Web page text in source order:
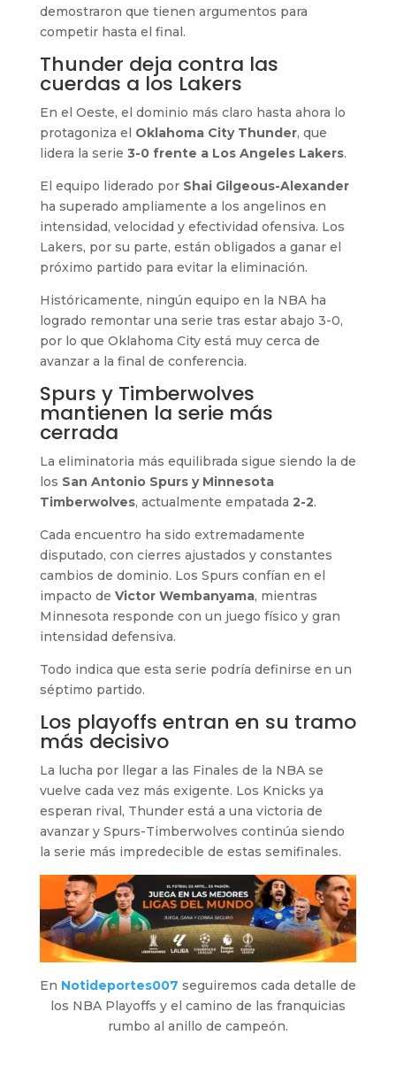
demostraron que tienen argumentos para
competir hasta el final.
Thunder deja contra las
cuerdas a los Lakers
En el Oeste, el dominio más claro hasta ahora lo
protagoniza el Oklahoma City Thunder, que
lidera la serie 3-0 frente a Los Angeles Lakers.
El equipo liderado por Shai Gilgeous-Alexander
ha superado ampliamente a los angelinos en
intensidad, velocidad y efectividad ofensiva. Los
Lakers, por su parte, están obligados a ganar el
próximo partido para evitar la eliminación.
Históricamente, ningún equipo en la NBA ha
logrado remontar una serie tras estar abajo 3-0,
por lo que Oklahoma City está muy cerca de
avanzar a la final de conferencia.
Spurs y Timberwolves
mantienen la serie más
cerrada
La eliminatoria más equilibrada sigue siendo la de
los San Antonio Spurs y Minnesota
Timberwolves, actualmente empatada 2-2.
Cada encuentro ha sido extremadamente
disputado, con cierres ajustados y constantes
cambios de dominio. Los Spurs confían en el
impacto de Victor Wembanyama, mientras
Minnesota responde con un juego físico y gran
intensidad defensiva.
Todo indica que esta serie podría definirse en un
séptimo partido.
Los playoffs entran en su tramo
más decisivo
La lucha por llegar a las Finales de la NBA se
vuelve cada vez más exigente. Los Knicks ya
esperan rival, Thunder está a una victoria de
avanzar y Spurs-Timberwolves continúa siendo
la serie más impredecible de estas semifinales.
En Notideportes007 seguiremos cada detalle de
los NBA Playoffs y el camino de las franquicias
rumbo al anillo de campeón.